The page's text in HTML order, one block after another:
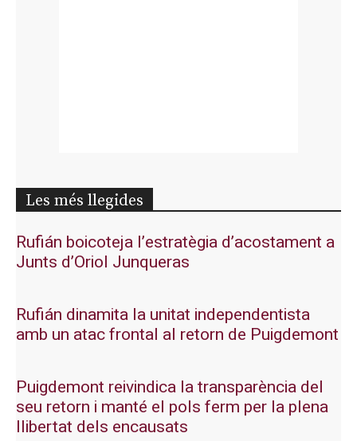
Les més llegides
Rufián boicoteja l’estratègia d’acostament a
Junts d’Oriol Junqueras
Rufián dinamita la unitat independentista
amb un atac frontal al retorn de Puigdemont
Puigdemont reivindica la transparència del
seu retorn i manté el pols ferm per la plena
llibertat dels encausats